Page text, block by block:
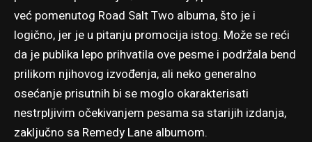
već pomenutog Road Salt Two albuma, što je i
logično, jer je u pitanju promocija istog. Može se reći
da je publika lepo prihvatila ove pesme i podržala bend
prilikom njihovog izvođenja, ali neko generalno
osećanje prisutnih bi se moglo okarakterisati
nestrpljivim očekivanjem pesama sa starijih izdanja,
zaključno sa Remedy Lane albumom.